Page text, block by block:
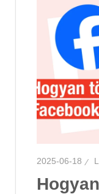
2025-06-18